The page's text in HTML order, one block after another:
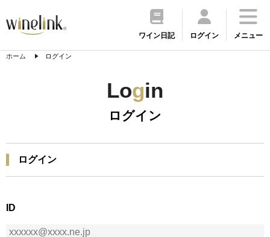
ワイン日記 ログイン メニュー
ホーム ログイン
Login
ログイン
ログイン
ID